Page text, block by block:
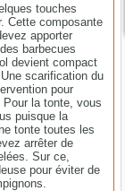
touches
Cette composante
apporter
barbecues
devient compact
scarification du
pour
Pour la tonte, vous
puisque la
tonte toutes les
arrêter de
Sur ce,
pour éviter de